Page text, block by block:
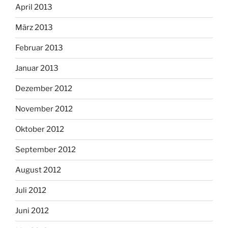
April 2013
März 2013
Februar 2013
Januar 2013
Dezember 2012
November 2012
Oktober 2012
September 2012
August 2012
Juli 2012
Juni 2012